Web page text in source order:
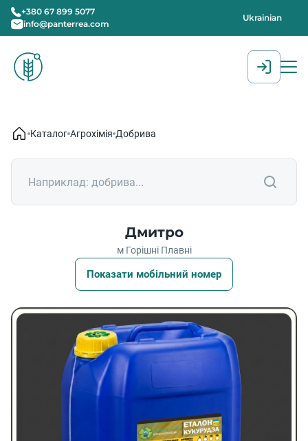
+380 67 899 5077
info@panterrea.com
Ukrainian
Каталог Агрохімія Добрива
Дмитро
м Горішні Плавні
Показати мобільний номер